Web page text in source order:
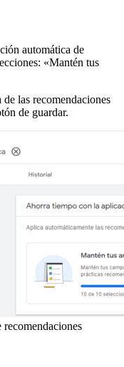
automática de
«Mantén tus
las recomendaciones
de guardar.